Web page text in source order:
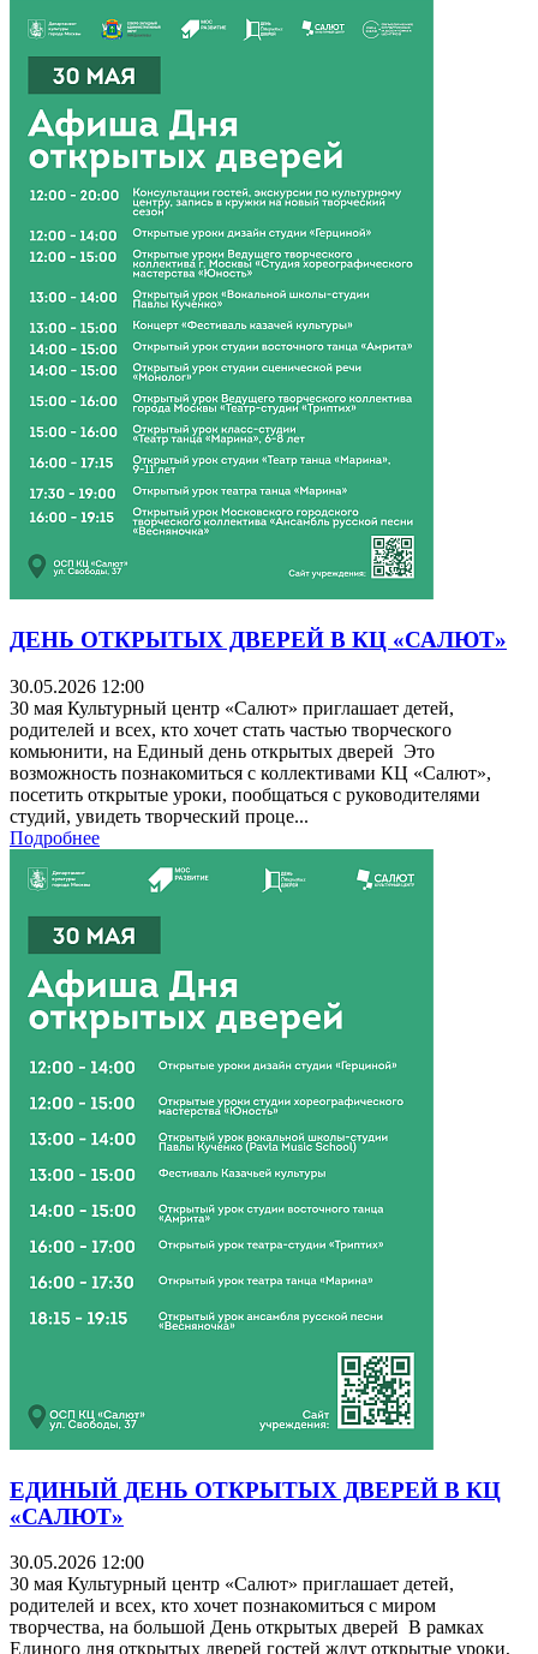
ДЕНЬ ОТКРЫТЫХ ДВЕРЕЙ В КЦ «САЛЮТ»
30.05.2026 12:00
30 мая Культурный центр «Салют» приглашает детей,
родителей и всех, кто хочет стать частью творческого
комьюнити, на Единый день открытых дверей Это
возможность познакомиться с коллективами КЦ «Салют»,
посетить открытые уроки, пообщаться с руководителями
студий, увидеть творческий проце...
Подробнее
ЕДИНЫЙ ДЕНЬ ОТКРЫТЫХ ДВЕРЕЙ В КЦ
«САЛЮТ»
30.05.2026 12:00
30 мая Культурный центр «Салют» приглашает детей,
родителей и всех, кто хочет познакомиться с миром
творчества, на большой День открытых дверей В рамках
Единого дня открытых дверей гостей ждут открытые уроки,